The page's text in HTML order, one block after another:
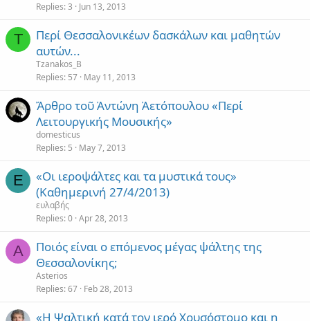
Replies 3 Jun 13, 2013
T
Περί Θεσσαλονικέων δασκάλων και μαθητών
αυτών...
Tzanakos_B
Replies 57 May 11, 2013
Ἄρθρο τοῦ Ἀντώνη Ἀετόπουλου «Περί
Λειτουργικής Μουσικής»
domesticus
Replies 5 May 7, 2013
Ε
«Οι ιεροψάλτες και τα μυστικά τους»
(Καθημερινή 27/4/2013)
ευλαβής
Replies 0 Apr 28, 2013
A
Ποιός είναι ο επόμενος μέγας ψάλτης της
Θεσσαλονίκης;
Asterios
Replies 67 Feb 28, 2013
«Η Ψαλτική κατά τον ιερό Χρυσόστομο και η